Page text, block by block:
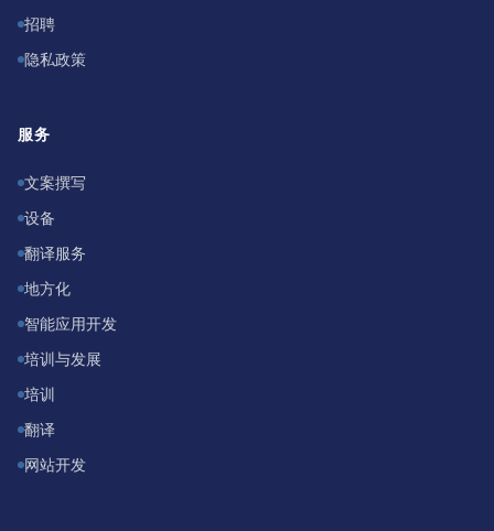
招聘
隐私政策
服务
文案撰写
设备
翻译服务
地方化
智能应用开发
培训与发展
培训
翻译
网站开发